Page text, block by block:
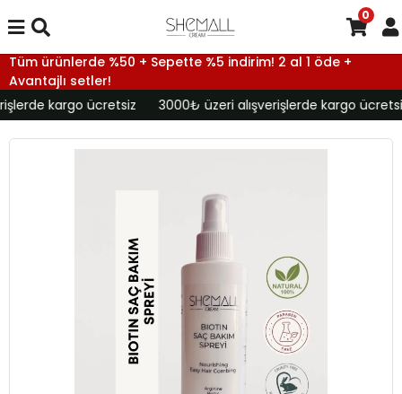
Tüm ürünlerde %50 + Sepette %5 indirim! 2 al 1 öde +
Avantajlı setler!
kargo ücretsiz
3000₺ üzeri alışverişlerde kargo ücretsiz
0